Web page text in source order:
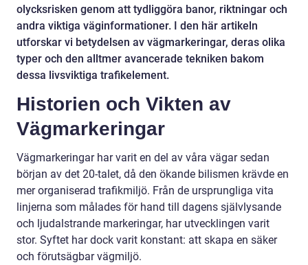
olycksrisken genom att tydliggöra banor, riktningar och
andra viktiga väginformationer. I den här artikeln
utforskar vi betydelsen av vägmarkeringar, deras olika
typer och den alltmer avancerade tekniken bakom
dessa livsviktiga trafikelement.
Historien och Vikten av
Vägmarkeringar
Vägmarkeringar har varit en del av våra vägar sedan
början av det 20-talet, då den ökande bilismen krävde en
mer organiserad trafikmiljö. Från de ursprungliga vita
linjerna som målades för hand till dagens självlysande
och ljudalstrande markeringar, har utvecklingen varit
stor. Syftet har dock varit konstant: att skapa en säker
och förutsägbar vägmiljö.